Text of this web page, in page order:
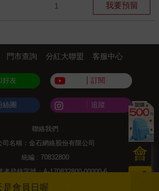
1 我要預留
員
會
門市查詢 分紅大聯盟 客服中心
好友 訂閱
絲團 追蹤
聯絡我們
司名稱：金石網絡股份有限公司
統編 : 70832800
者登錄字號：A-170832800-00000-6
2000–2026 金石網絡股份有限公司
是會員日喔